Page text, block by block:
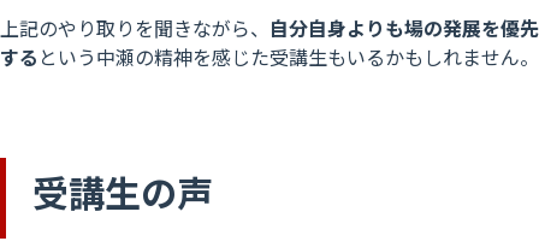
上記のやり取りを聞きながら、
自分自身よりも場の発展を優先
する という中瀬の精神を感じた受講生もいるかもしれません。
受講生の声